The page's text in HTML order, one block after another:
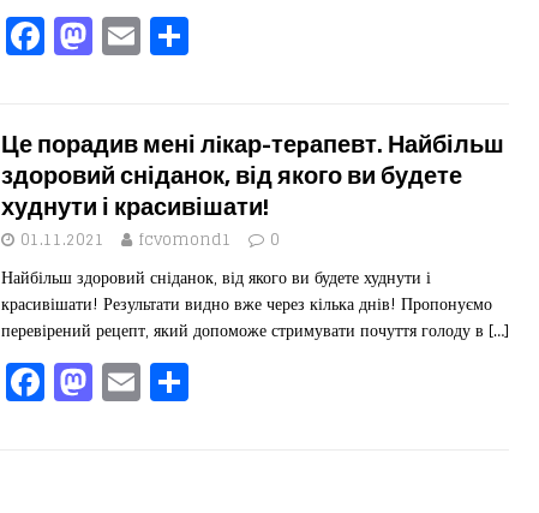
F
a
e
b
o
o
k
M
a
o
d
o
n
E
m
l ит
ис
я
Це порадив мені лiкар-теpапевт. Найбільш
здоровий сніданок, від якого ви будете
худнути і красивішати!
01.11.2021 fcvomond1 0
Найбільш здоровий сніданок, від якого ви будете худнути і
красивішати! Результати видно вже через кілька днів! Пропонуємо
перевірений рецепт, який допоможе стримувати почуття голоду в […]
F
a
M
a
E
m